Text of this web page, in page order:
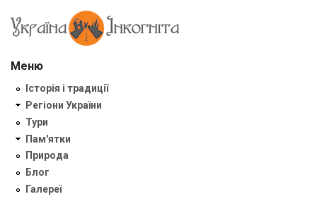
Меню
Історія і традиції
Регіони України
Тури
Пам'ятки
Природа
Блог
Галереї